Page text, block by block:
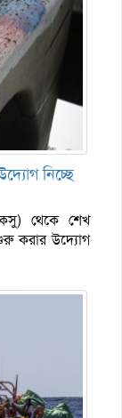
নিচ্ছে
থেকে শেখ
করার উদ্যোগ